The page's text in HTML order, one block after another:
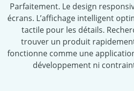
Parfaitement. Le design
écrans. L’affichage intelligent
tactile pour les détails.
trouver un produit
fonctionne comme une
développement ni